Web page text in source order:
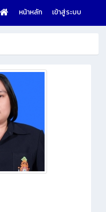
หน้าหลัก เข้าสู่ระบบ